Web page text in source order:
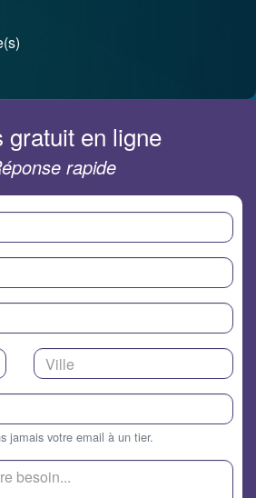
gratuit en ligne
rapide
jamais votre email à un tier.